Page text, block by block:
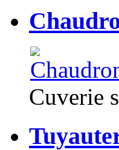
Cuverie